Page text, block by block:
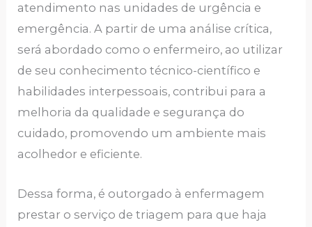
atendimento nas unidades de urgência e
emergência. A partir de uma análise crítica,
será abordado como o enfermeiro, ao utilizar
de seu conhecimento técnico-científico e
habilidades interpessoais, contribui para a
melhoria da qualidade e segurança do
cuidado, promovendo um ambiente mais
acolhedor e eficiente.
Dessa forma, é outorgado à enfermagem
prestar o serviço de triagem para que haja